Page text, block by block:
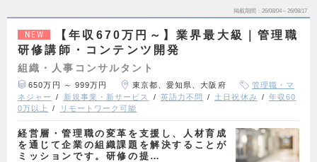
掲載期間 26/08/04～26/08/17
NEW
【年収670万円～】業界最大級｜管理職
研修講師・コンテンツ開発
組織・人事コンサルタント
650万円 ～ 999万円 東京都、愛知県、大阪府
管理職・マ
ネジャー
新規事業・新サービス 英語力不問 土日祝休み
年収60
0万以上
リモートワーク可能
経営層・管理職の変革を支援し、人材育成
を通じて企業の組織課題を解決することが
ミッションです。研修の提…